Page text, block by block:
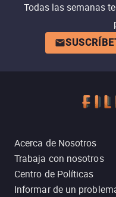
Todas las semanas
Acerca de Nosotros
Trabaja con nosotros
Centro de Políticas
Informar de un